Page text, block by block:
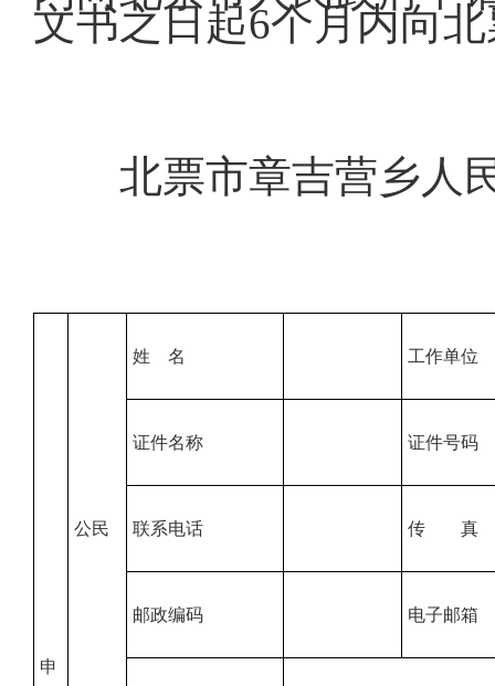
文书之日起6个月内向
北票市章吉营乡人
申
公民
姓 名 工作单位
证件名称 证件号码
联系电话 传 真
邮政编码 电子邮箱